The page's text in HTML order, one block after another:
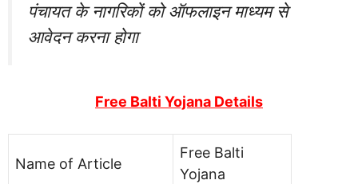
पंचायत के नागरिकों को ऑफलाइन माध्यम से
आवेदन करना होगा
Free Balti Yojana Details
Name of Article
Free Balti
Yojana